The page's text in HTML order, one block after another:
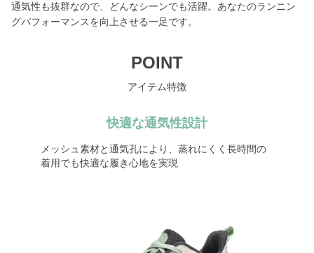
通気性も抜群なので、どんなシーンでも活躍。あなたのランニン
グパフォーマンスを向上させる一足です。
POINT
アイテム特徴
快適な通気性設計
メッシュ素材と通気孔により、蒸れにくく長時間の
着用でも快適な履き心地を実現